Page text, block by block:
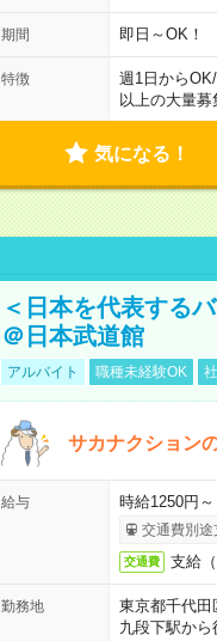
期間 即日～OK！
特徴 週1日からOK/
以上の大量募
気になる！
＜日本を代表する
＠日本武道館
アルバイト 職種未経験OK
サカナクション
給与 時給1250円～
交通費別途
交通費 支給（
勤務地
東京都千代田
九段下駅から